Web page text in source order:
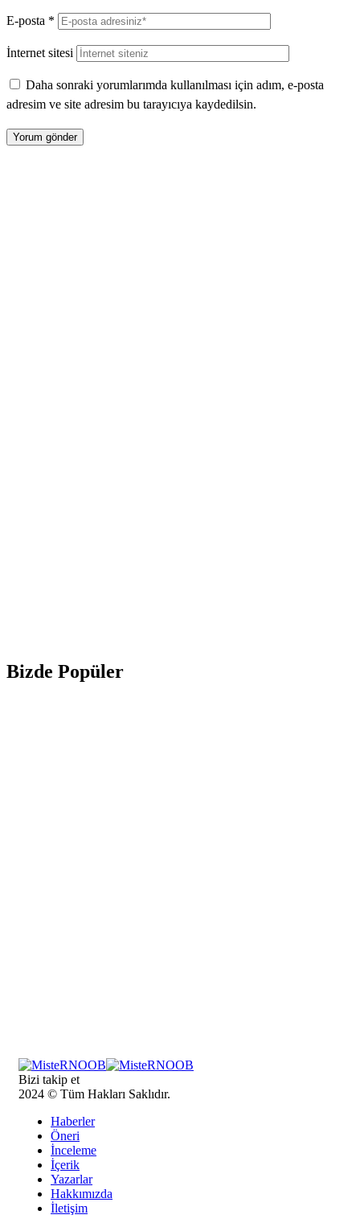
E-posta *
İnternet sitesi
Daha sonraki yorumlarımda kullanılması için adım, e-posta
adresim ve site adresim bu tarayıcıya kaydedilsin.
Bizde Popüler
Bizi takip et
2024 © Tüm Hakları Saklıdır.
Haberler
Öneri
İnceleme
İçerik
Yazarlar
Hakkımızda
İletişim